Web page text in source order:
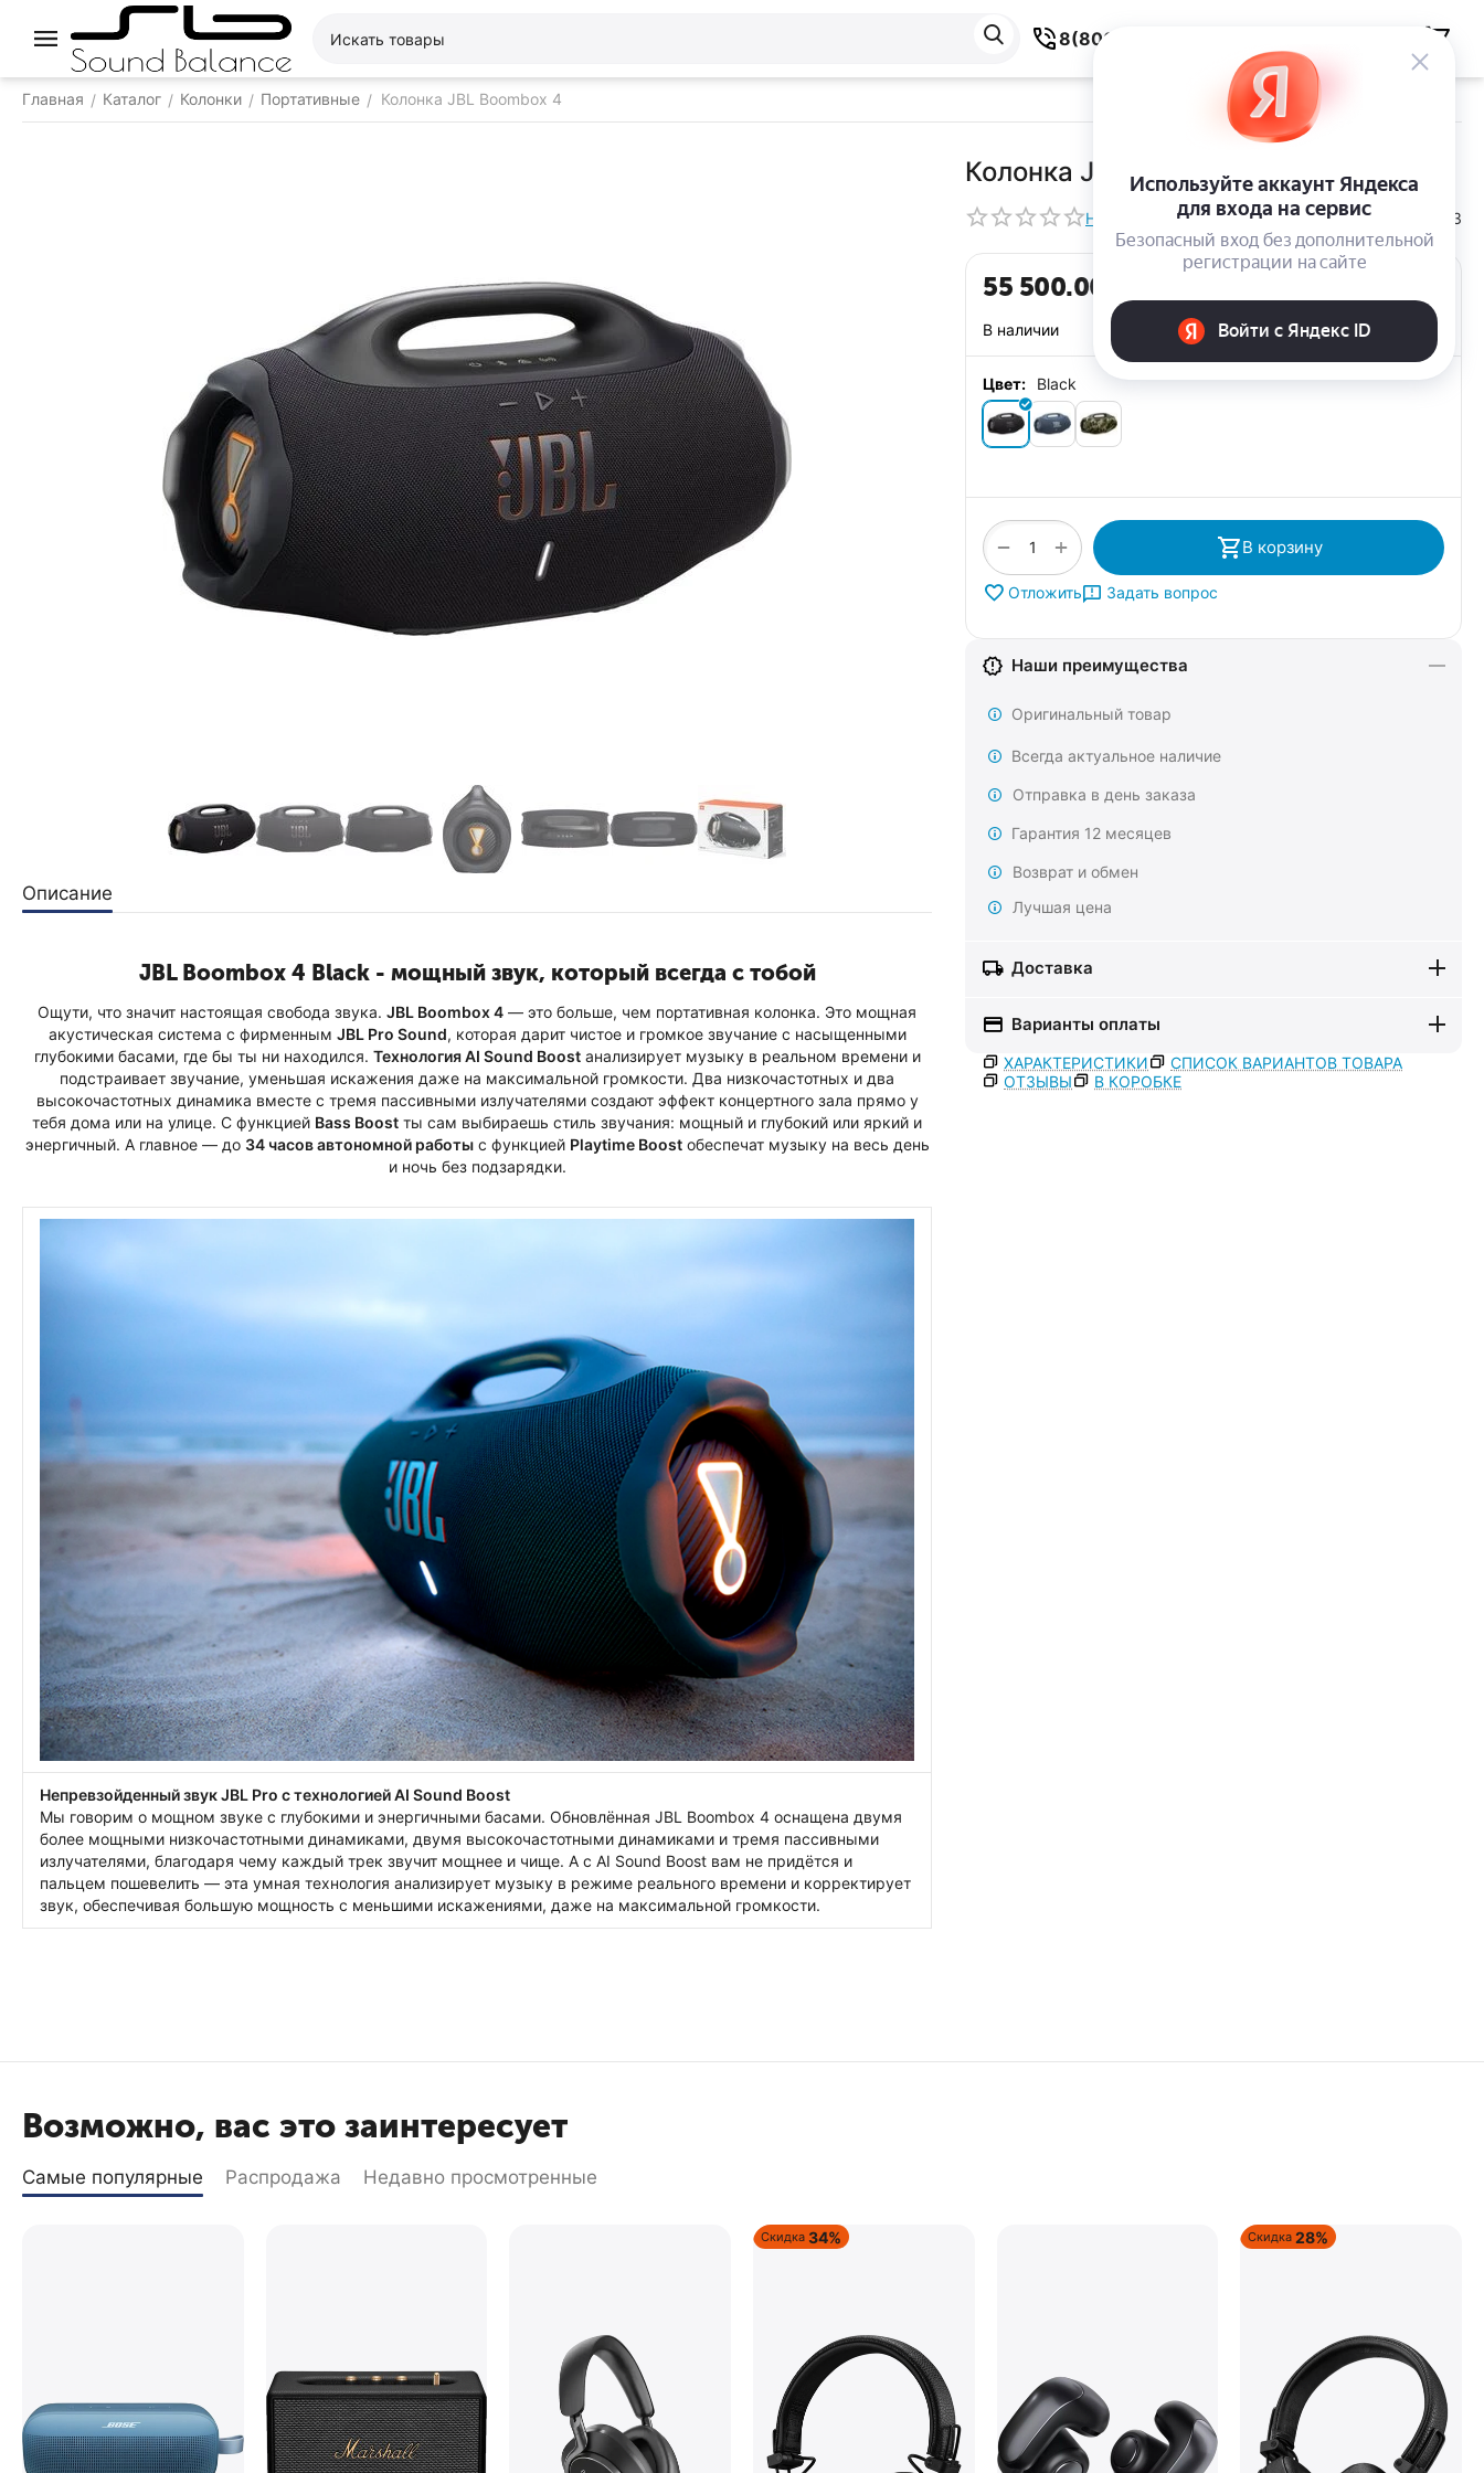
8(800) 550-59-38
Главная / Каталог / Колонки / Портативные / Колонка JBL Boombox 4
Колонка JBL Boombox 4 Black
Написать отзыв КОД: 164063
55 500.00
В наличии
Цвет: Black
+
− В корзину
Отложить Задать вопрос
Наши преимущества
Оригинальный товар
Всегда актуальное наличие
Отправка в день заказа
Гарантия 12 месяцев
Возврат и обмен
Лучшая цена
Доставка
Варианты оплаты
ХАРАКТЕРИСТИКИ
СПИСОК ВАРИАНТОВ ТОВАРА
ОТЗЫВЫ
В КОРОБКЕ
Описание
JBL Boombox 4 Black - мощный звук, который всегда с тобой
Ощути, что значит настоящая свобода звука. JBL Boombox 4 — это больше, чем портативная колонка. Это мощная
акустическая система с фирменным JBL Pro Sound, которая дарит чистое и громкое звучание с насыщенными
глубокими басами, где бы ты ни находился. Технология AI Sound Boostанализирует музыку в реальном времени и
подстраивает звучание, уменьшая искажения даже на максимальной громкости. Два низкочастотных и два
высокочастотных динамика вместе с тремя пассивными излучателями создают эффект концертного зала прямо у
тебя дома или на улице. С функцией Bass Boost ты сам выбираешь стиль звучания: мощный и глубокий или яркий и
энергичный. А главное — до 34 часов автономной работыс функцией Playtime Boostобеспечат музыку на весь день
и ночь без подзарядки.
Непревзойденный звук JBL Pro с технологией AI Sound Boost
Мы говорим о мощном звуке с глубокими и энергичными басами. Обновлённая JBL Boombox 4 оснащена двумя
более мощными низкочастотными динамиками, двумя высокочастотными динамиками и тремя пассивными
излучателями, благодаря чему каждый трек звучит мощнее и чище. А с AI Sound Boost вам не придётся и
пальцем пошевелить — эта умная технология анализирует музыку в режиме реального времени и корректирует
звук, обеспечивая большую мощность с меньшими искажениями, даже на максимальной громкости.
Возможно, вас это заинтересует
Самые популярные Распродажа Недавно просмотренные
Скидка 34% Скидка 28%